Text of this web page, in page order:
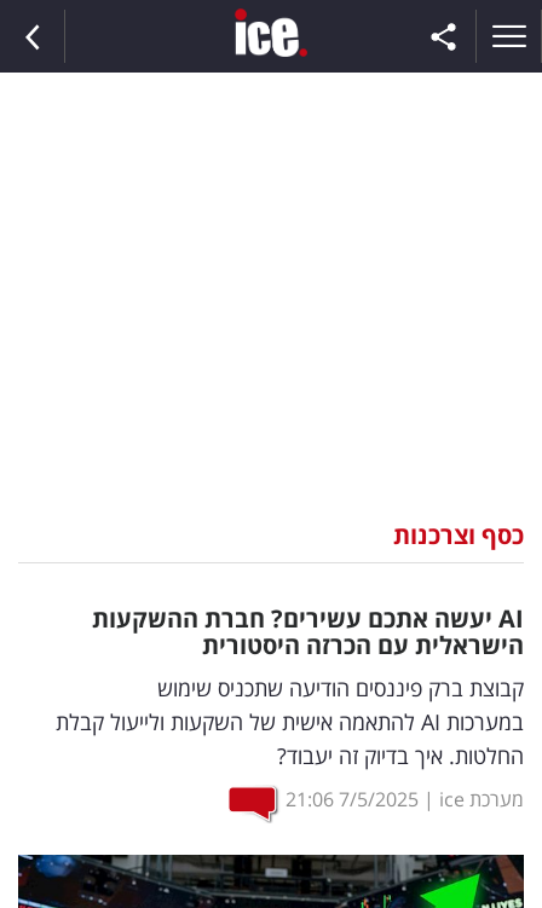
וצרכנות
דיגיטל
וטק
שיווק
ופרסום
מדדים
כסף וצרכנות
AI יעשה אתכם עשירים? חברת ההשקעות
הישראלית עם הכרזה היסטורית
קבוצת ברק פיננסים הודיעה שתכניס שימוש
במערכות AI להתאמה אישית של השקעות ולייעול קבלת
החלטות. איך בדיוק זה יעבוד?
מערכת ice |
7/5/2025
21:06